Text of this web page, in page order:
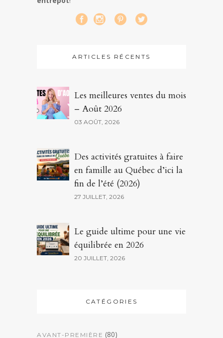
ARTICLES RÉCENTS
Les meilleures ventes du mois
– Août 2026
03 AOÛT, 2026
Des activités gratuites à faire
en famille au Québec d’ici la
fin de l’été (2026)
27 JUILLET, 2026
Le guide ultime pour une vie
équilibrée en 2026
20 JUILLET, 2026
CATÉGORIES
AVANT-PREMIÈRE (80)